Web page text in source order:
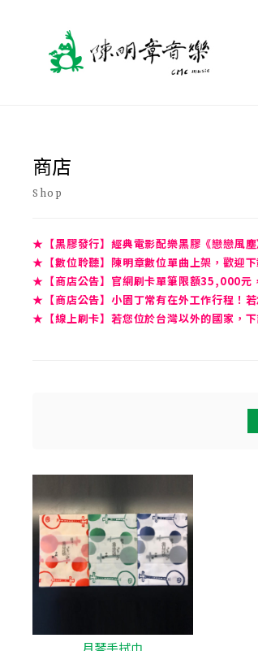
商店
Shop
★【黑膠發行】經典電影配樂黑膠《戀戀風
★【數位聆聽】陳明章數位單曲上架，歡迎下
★【商店公告】官網刷卡單筆限額35,000元
★【商店公告】小園丁常有在外工作行程！
★【線上刷卡】若您位於台灣以外的國家，